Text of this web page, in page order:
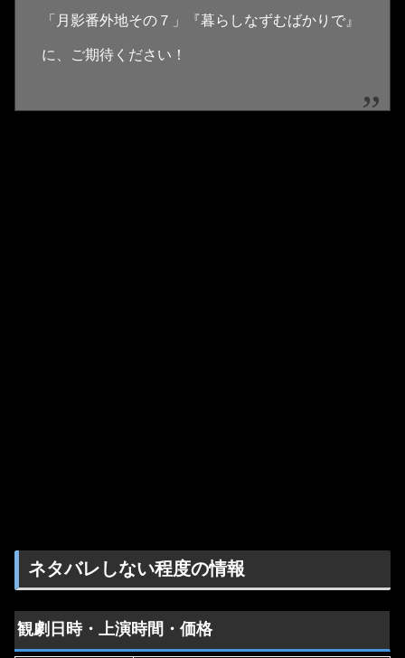
「月影番外地その７」『暮らしなずむばかりで』
に、ご期待ください！
ネタバレしない程度の情報
観劇日時・上演時間・価格